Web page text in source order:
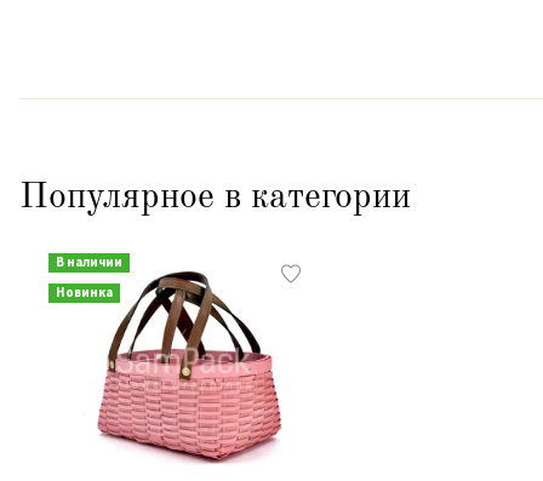
Популярное в категории
В наличии
Новинка